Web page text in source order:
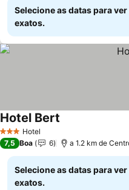
Selecione as datas para
exatos.
3 EstrelasHotel
Hotel Bert
7,5 Boa 6 a 1.2 km de
Selecione as datas para
exatos.